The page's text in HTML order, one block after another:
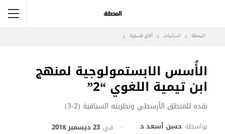
المحطة انسانيات آفاق فلسفيّة‎
الأُسس الابستمولوجية لمنهج
ابن تيمية اللغوي “2”
نقده للمنطق الأرسطي ونظريته السياقية (2-3)
بواسطة حسن أسعد حمدان في 23 ديسمبر 2018